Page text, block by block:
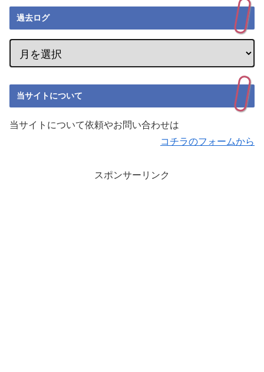
過去ログ
当サイトについて
当サイトについて依頼やお問い合わせは
コチラのフォームから
スポンサーリンク